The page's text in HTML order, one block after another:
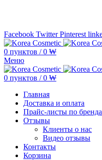
Facebook Twitter Pinterest
0 пунктов / 0 ₩
Меню
0 пунктов / 0 ₩
Главная
Доставка и оплата
Прайс-листы по
Отзывы
Клиенты о нас
Видео отзывы
Контакты
Корзина